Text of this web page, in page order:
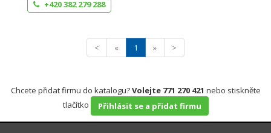
+420 382 279 288
< « 1 » >
Chcete přidat firmu do katalogu?Volejte 771 270 421 nebo stiskněte
tlačítko
Přihlásit se a přidat firmu